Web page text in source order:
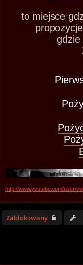
to miejsce
gdzie
http://www.youtube.com/user/
Zablokowany